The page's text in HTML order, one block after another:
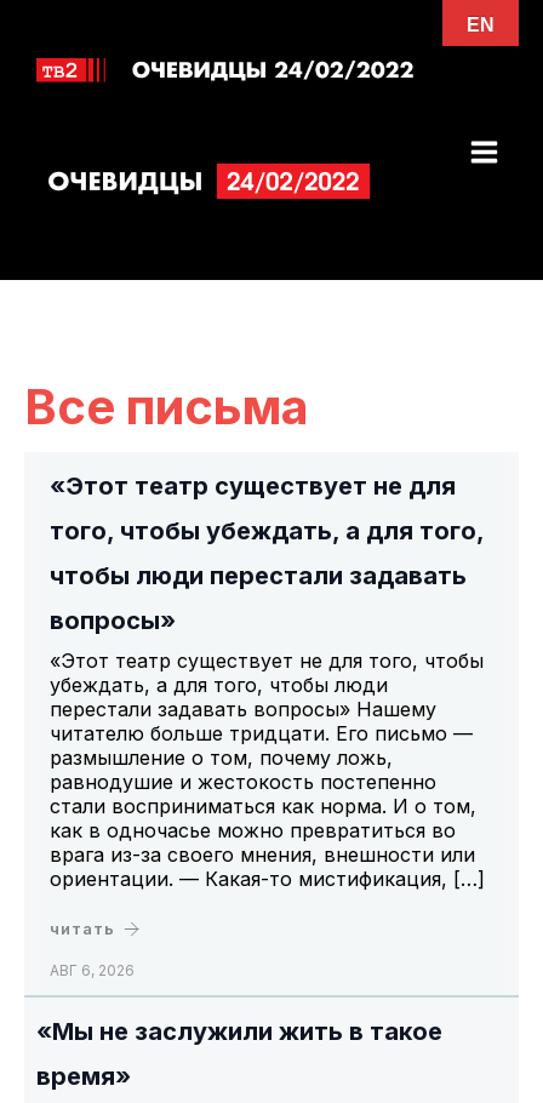
Все письма
«Этот театр существует не для
того, чтобы убеждать, а для того,
чтобы люди перестали задавать
вопросы»
«Этот театр существует не для того, чтобы
убеждать, а для того, чтобы люди
перестали задавать вопросы» Нашему
читателю больше тридцати. Его письмо —
размышление о том, почему ложь,
равнодушие и жестокость постепенно
стали восприниматься как норма. И о том,
как в одночасье можно превратиться во
врага из-за своего мнения, внешности или
ориентации. — Какая-то мистификация, […]
читать
АВГ 6, 2026
«Мы не заслужили жить в такое
время»
EN